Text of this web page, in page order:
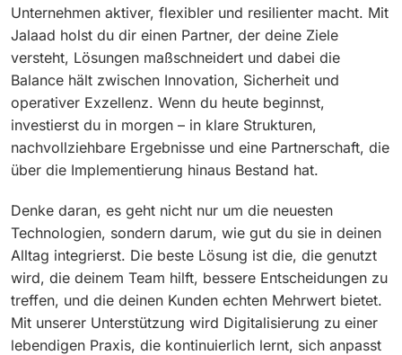
Unternehmen aktiver, flexibler und resilienter macht. Mit
Jalaad holst du dir einen Partner, der deine Ziele
versteht, Lösungen maßschneidert und dabei die
Balance hält zwischen Innovation, Sicherheit und
operativer Exzellenz. Wenn du heute beginnst,
investierst du in morgen – in klare Strukturen,
nachvollziehbare Ergebnisse und eine Partnerschaft, die
über die Implementierung hinaus Bestand hat.
Denke daran, es geht nicht nur um die neuesten
Technologien, sondern darum, wie gut du sie in deinen
Alltag integrierst. Die beste Lösung ist die, die genutzt
wird, die deinem Team hilft, bessere Entscheidungen zu
treffen, und die deinen Kunden echten Mehrwert bietet.
Mit unserer Unterstützung wird Digitalisierung zu einer
lebendigen Praxis, die kontinuierlich lernt, sich anpasst